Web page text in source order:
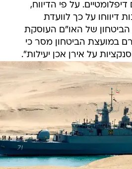
על פי הדיווח,
דיווחו על כך לוועדת
של האו"ם העוסקת
במועצת הביטחון מסר כי
על אירן אכן יעילות".